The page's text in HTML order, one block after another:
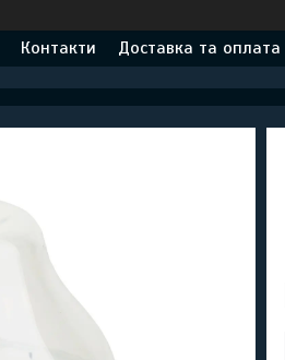
Контакти Доставка та оплата